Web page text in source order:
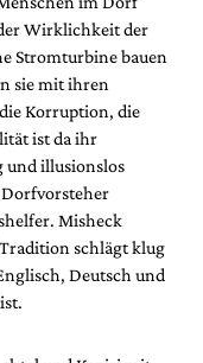
Wirklichkeit der
Stromturbine bauen
sie mit ihren
Korruption, die
ist da ihr
und illusionslos
Misheck
schlägt klug
Deutsch und